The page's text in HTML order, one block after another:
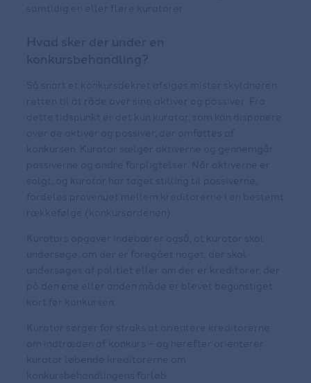
samtidig en eller flere kuratorer.
Hvad sker der under en
konkursbehandling?
Så snart et konkursdekret afsiges mister skyldneren
retten til at råde over sine aktiver og passiver. Fra
dette tidspunkt er det kun kurator, som kan disponere
over de aktiver og passiver, der omfattes af
konkursen. Kurator sælger aktiverne og gennemgår
passiverne og andre forpligtelser. Når aktiverne er
solgt, og kurator har taget stilling til passiverne,
fordeles provenuet mellem kreditorerne i en bestemt
rækkefølge (konkursordenen).
Kurators opgaver indebærer også, at kurator skal
undersøge, om der er foregået noget, der skal
undersøges af politiet eller om der er kreditorer, der
på den ene eller anden måde er blevet begunstiget
kort før konkursen.
Kurator sørger for straks at orientere kreditorerne
om indtræden af konkurs – og herefter orienterer
kurator løbende kreditorerne om
konkursbehandlingens forløb.